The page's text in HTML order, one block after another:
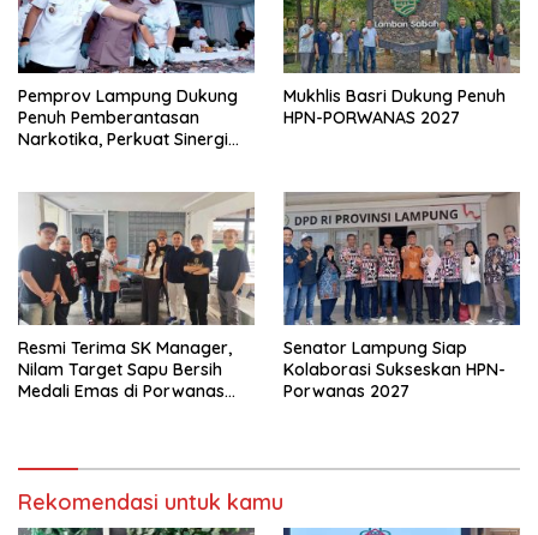
Pemprov Lampung Dukung
Penuh Pemberantasan
Narkotika, Perkuat Sinergi
Mukhlis Basri Dukung Penuh
HPN-PORWANAS 2027
Resmi Terima SK Manager,
Nilam Target Sapu Bersih
Medali Emas di Porwanas
Senator Lampung Siap
Kolaborasi Sukseskan HPN-
Porwanas 2027
Rekomendasi untuk kamu